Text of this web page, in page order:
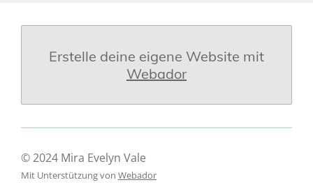
Erstelle deine eigene Website mit
Webador
© 2024 Mira Evelyn Vale
Mit Unterstützung von Webador